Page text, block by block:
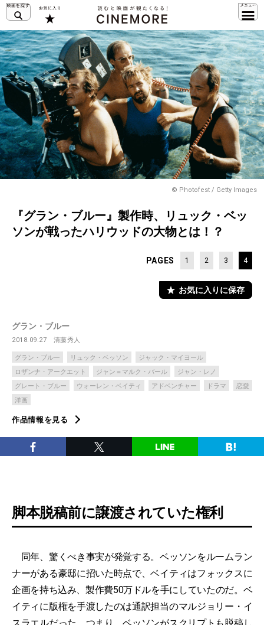
© Photofest / Getty Images
『グラン・ブルー』製作時、リュック・ベッ
ソンが戦ったハリウッドの大物とは！？
PAGES 1 2 3 4
お気に入りに保存
グラン・ブルー
2018.09.27 清藤秀人
グラン・ブルー リュック・ベッソン
ジャック・マイヨール
ロザンナ・アークエット
ジャン＝マルク・バール
ジャン・レノ
グレート・ブルー
ウォーレン・ベイティ アドベンチャー ドラマ
恋愛
洋画
作品情報を見る
脚本脱稿前に譲渡されていた権利
同年、驚くべき事実が発覚する。ベッソンをルームラン
ナーがある豪邸に招いた時点で、ベイティはフォックスに
企画を持ち込み、製作費50万ドルを手にしていたのだ。ベ
イティに版権を手渡したのは通訳担当のマルジョリー・イ